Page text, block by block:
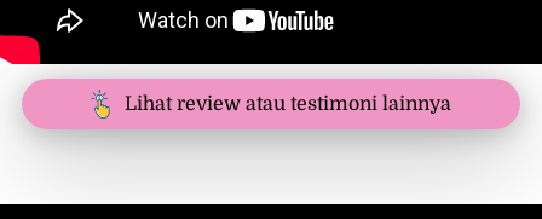
` Lihat review atau testimoni lainnya